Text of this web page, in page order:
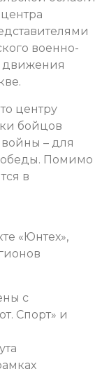
военно-
движения
центру
бойцов
– для
Помимо
в
«Юнтех»,
с
Спорт» и